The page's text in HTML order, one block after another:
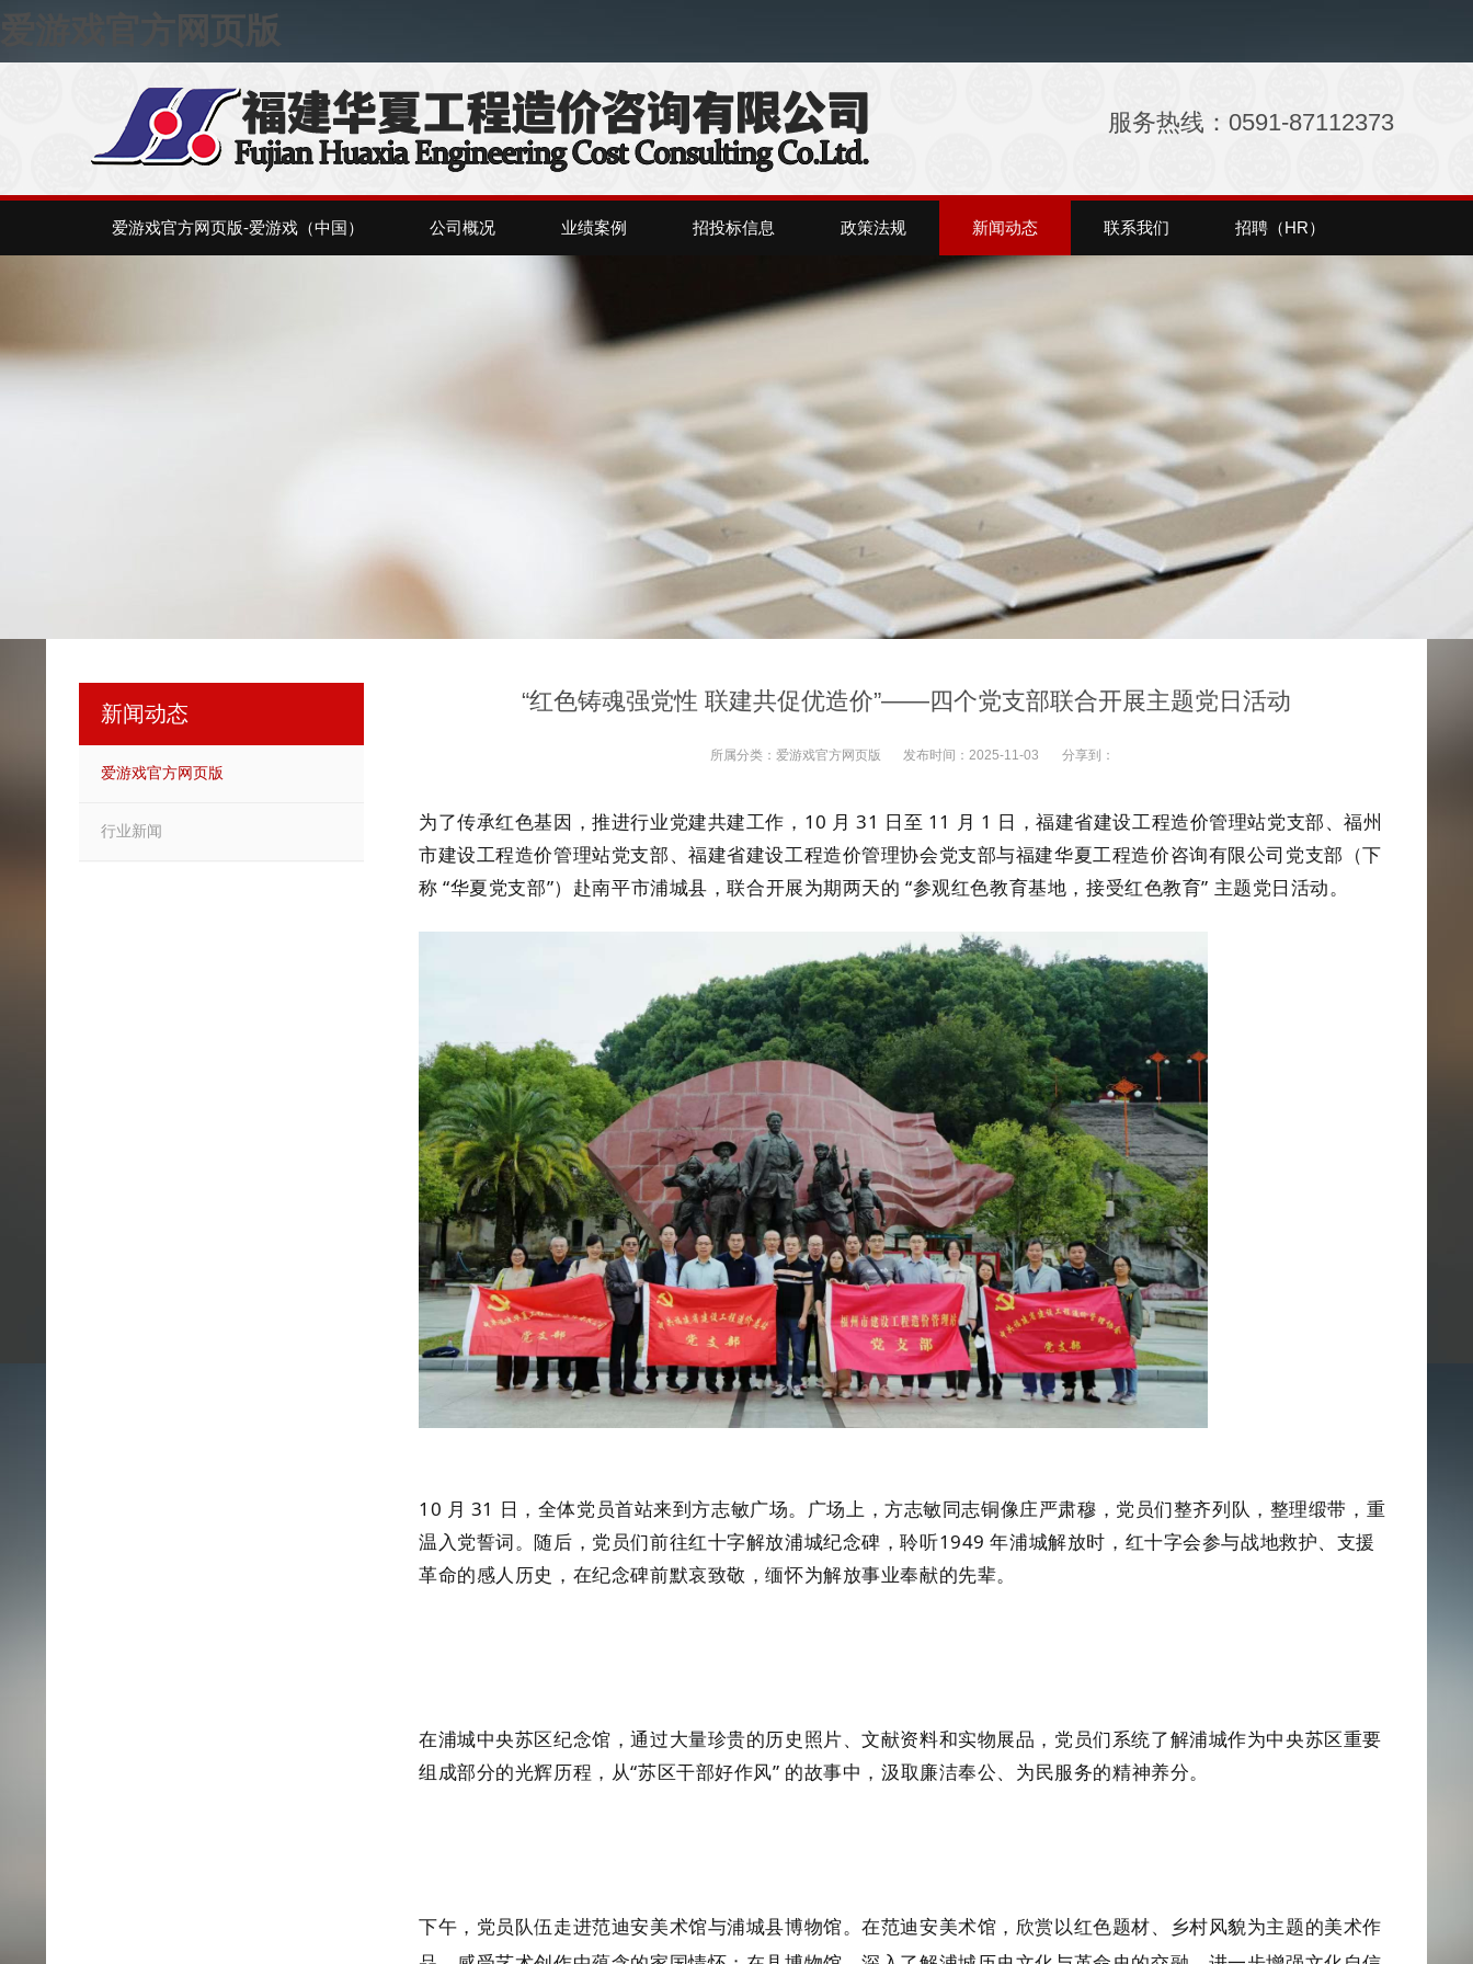
爱游戏官方网页版
服务热线：0591-87112373
爱游戏官方网页版-爱游戏（中国） 公司概况 业绩案例 招投标信息 政策法规 新闻动态 联系我们 招聘（HR）
“红色铸魂强党性 联建共促优造价”——四个党支部联合开展主题党日活动
所属分类： 爱游戏官方网页版 发布时间： 2025-11-03 分享到：
为了传承红色基因，推进行业党建共建工作，10 月 31 日至 11 月 1 日，福建省建设工程造价管理站党支部、福州
市建设工程造价管理站党支部、福建省建设工程造价管理协会党支部与福建华夏工程造价咨询有限公司党支部（下
称 “华夏党支部”）赴南平市浦城县，联合开展为期两天的 “参观红色教育基地，接受红色教育” 主题党日活动。
10 月 31 日，全体党员首站来到方志敏广场。广场上，方志敏同志铜像庄严肃穆，党员们整齐列队，整理缎带，重
温入党誓词。随后，党员们前往红十字解放浦城纪念碑，聆听1949 年浦城解放时，红十字会参与战地救护、支援
革命的感人历史，在纪念碑前默哀致敬，缅怀为解放事业奉献的先辈。
在浦城中央苏区纪念馆，通过大量珍贵的历史照片、文献资料和实物展品，党员们系统了解浦城作为中央苏区重要
组成部分的光辉历程，从“苏区干部好作风” 的故事中，汲取廉洁奉公、为民服务的精神养分。
下午，党员队伍走进范迪安美术馆与浦城县博物馆。在范迪安美术馆，欣赏以红色题材、乡村风貌为主题的美术作
新闻动态
爱游戏官方网页版
行业新闻